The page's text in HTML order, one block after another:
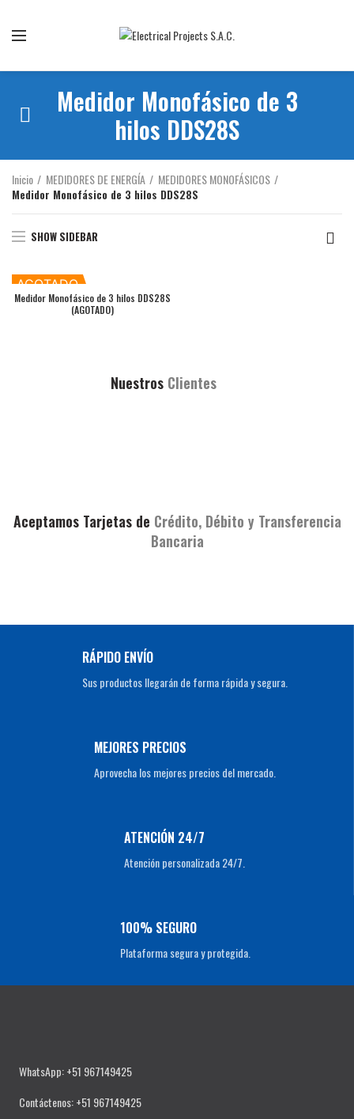
Medidor Monofásico de 3
hilos DDS28S
Inicio MEDIDORES DE ENERGÍA
MEDIDORES MONOFÁSICOS
Medidor Monofásico de 3 hilos DDS28S
SHOW SIDEBAR
AGOTADO
Medidor Monofásico de 3 hilos DDS28S
(AGOTADO)
NuestrosClientes
Aceptamos Tarjetas de Crédito, Débito y Transferencia
Bancaria
RÁPIDO ENVÍO
Sus productos llegarán de forma rápida y segura.
MEJORES PRECIOS
Aprovecha los mejores precios del mercado.
ATENCIÓN 24/7
Atención personalizada 24/7.
100% SEGURO
Plataforma segura y protegida.
WhatsApp: +51 967149425
Contáctenos: +51 967149425